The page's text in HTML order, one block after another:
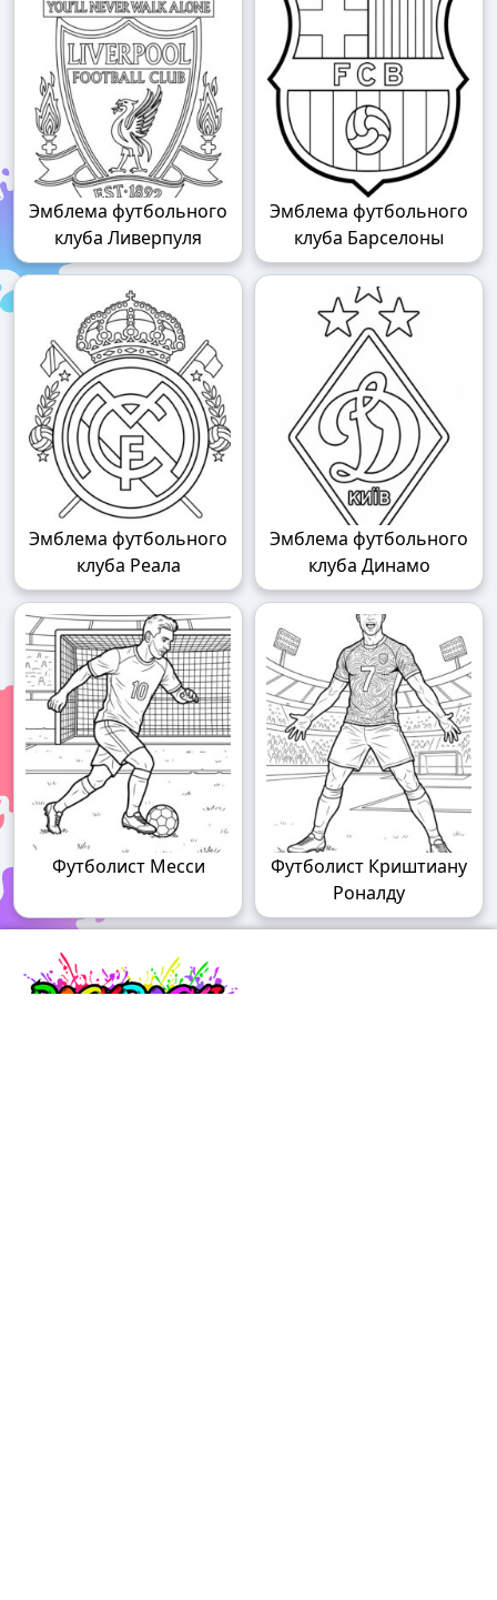
Эмблема футбольного
клуба Ливерпуля
Эмблема футбольного
клуба Барселоны
Эмблема футбольного
клуба Реала
Эмблема футбольного
клуба Динамо
Футболист Месси
Футболист Криштиану
Роналду